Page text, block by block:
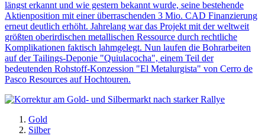
längst erkannt und wie gestern bekannt wurde, seine bestehende
Aktienposition mit einer überraschenden 3 Mio. CAD Finanzierung
erneut deutlich erhöht. Jahrelang war das Projekt mit der weltweit
größten oberirdischen metallischen Ressource durch rechtliche
Komplikationen faktisch lahmgelegt. Nun laufen die Bohrarbeiten
auf der Tailings-Deponie "Quiulacocha", einem Teil der
bedeutenden Rohstoff-Konzession "El Metalurgista" von Cerro de
Pasco Resources auf Hochtouren.
Gold
Silber